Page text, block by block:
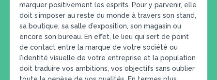
marquer positivement les esprits. Pour y parvenir, elle
doit s’imposer au reste du monde à travers son stand,
sa boutique, sa salle d’exposition, son magasin ou
encore son bureau. En effet, le lieu qui sert de point
de contact entre la marque de votre société ou
l’identité visuelle de votre entreprise et la population
doit traduire vos ambitions, vos objectifs sans oublier